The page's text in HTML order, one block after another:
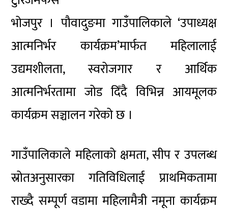
भोजपुर । पौवादुङमा गाउँपालिकाले ‘उपाध्यक्ष
आत्मनिर्भर कार्यक्रम’मार्फत महिलालाई
उद्यमशीलता, स्वरोजगार र आर्थिक
आत्मनिर्भरतामा जोड दिँदै विभिन्न आयमूलक
कार्यक्रम सञ्चालन गरेको छ ।
गाउँपालिकाले महिलाको क्षमता, सीप र उपलब्ध
स्रोतअनुसारका गतिविधिलाई प्राथमिकतामा
राख्दै सम्पूर्ण वडामा महिलामैत्री नमूना कार्यक्रम